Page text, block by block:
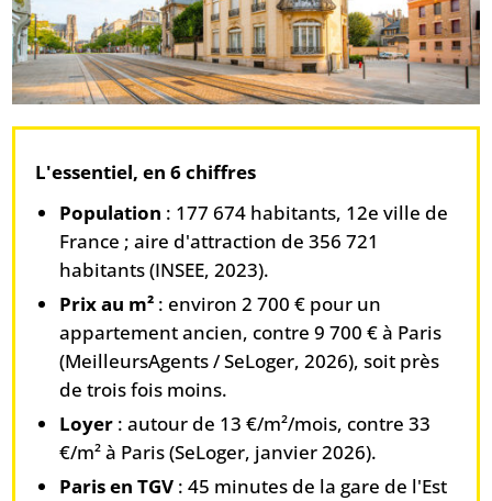
L'essentiel, en 6 chiffres
Population : 177 674 habitants, 12e ville de
France ; aire d'attraction de 356 721
habitants (INSEE, 2023).
Prix au m² : environ 2 700 € pour un
appartement ancien, contre 9 700 € à Paris
(MeilleursAgents / SeLoger, 2026), soit près
de trois fois moins.
Loyer : autour de 13 €/m²/mois, contre 33
€/m² à Paris (SeLoger, janvier 2026).
Paris en TGV : 45 minutes de la gare de l'Est